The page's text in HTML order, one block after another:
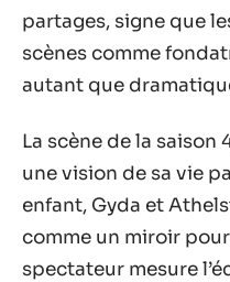
partages, signe que
scènes comme
autant que
La scène de la saison
une vision de sa vie
enfant, Gyda et
comme un miroir
spectateur mesure